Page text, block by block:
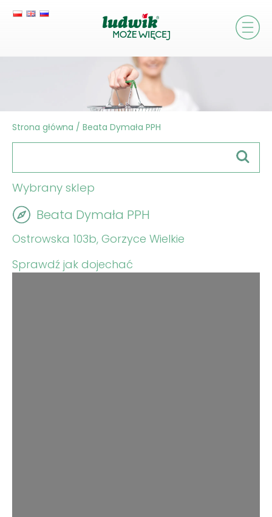
Strona główna / Beata Dymała PPH
Wybrany sklep
Beata Dymała PPH
Ostrowska 103b, Gorzyce Wielkie
Sprawdź jak dojechać